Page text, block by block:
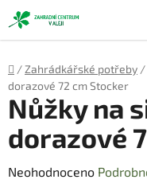
Přejít
na
obsah
Domů
/ Zahrádkářské potřeby /
dorazové 72 cm Stocker
Nůžky na
dorazové
Průměrné
Neohodnoceno